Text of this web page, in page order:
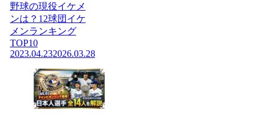
野球の現役イケメ
ンは？12球団イケ
メンランキング
TOP10
2023.04.232026.03.28